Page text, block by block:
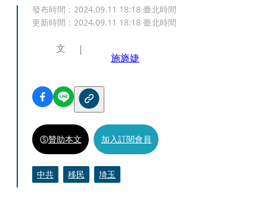
發布時間： 2024.09.11 18:18 臺北時間
更新時間： 2024.09.11 18:18 臺北時間
文
施旖婕
贊助本文 加入訂閱會員
中共 移民 埼玉